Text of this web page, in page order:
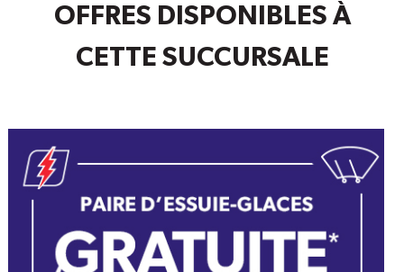
OFFRES DISPONIBLES À
CETTE SUCCURSALE